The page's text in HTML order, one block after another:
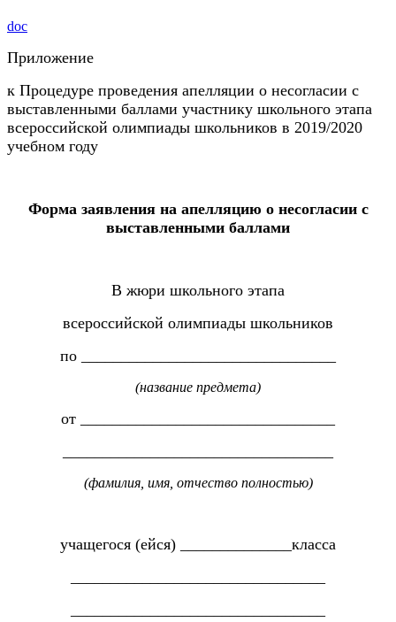
doc
Приложение
к Процедуре проведения апелляции о несогласии с
выставленными баллами участнику школьного этапа
всероссийской олимпиады школьников в 2019/2020
учебном году
Форма заявления на апелляцию о несогласии с
выставленными баллами
В жюри школьного этапа
всероссийской олимпиады школьников
по ________________________________
(название предмета)
от ________________________________
(фамилия, имя, отчество полностью)
учащегося (ейся) ______________класса